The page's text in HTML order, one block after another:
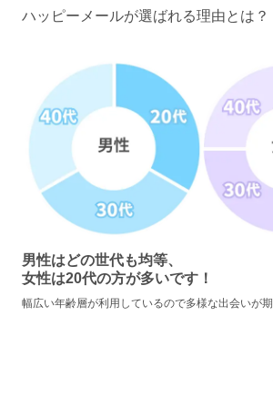
ハッピーメールが選ばれる理由とは？
男性はどの世代も均等、
女性は20代の方が多いです！
幅広い年齢層が利用しているので多様な出会いが期